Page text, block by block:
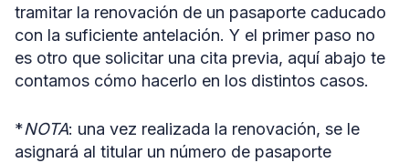
tramitar la renovación de un pasaporte caducado
con la suficiente antelación. Y el primer paso no
es otro que solicitar una cita previa, aquí abajo te
contamos cómo hacerlo en los distintos casos.
*NOTA: una vez realizada la renovación, se le
asignará al titular un número de pasaporte